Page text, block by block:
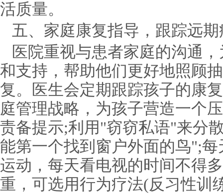
活质量。
五、家庭康复指导，跟踪远
医院重视与患者家庭的沟通
和支持，帮助他们更好地照顾
复。医生会定期跟踪孩子的康
庭管理战略，为孩子营造一个
责备提示;利用"窃窃私语"来分
能第一个找到窗户外面的鸟";
运动，每天看电视的时间不得
重，可选用行为疗法(反习性训